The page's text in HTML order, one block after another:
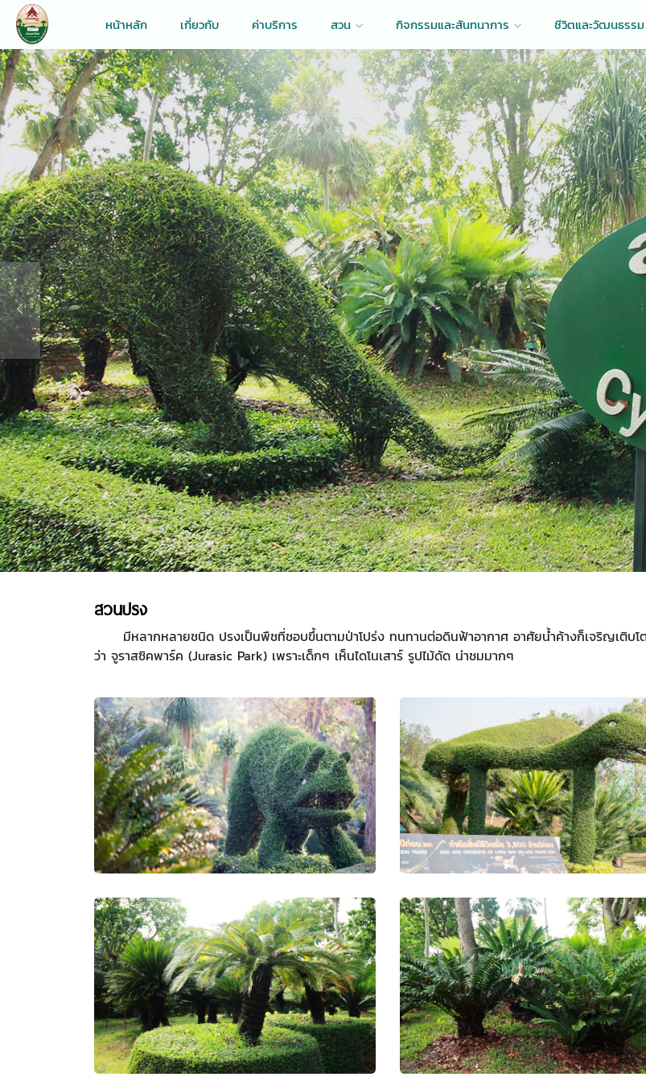
หน้าหลัก เกี่ยวกับ ค่าบริการ สวน กิจกรรมและสันทนาการ ชีวิตและวัฒนธรร
สวนปรง
มีหลากหลายชนิด ปรงเป็นพืชที่ชอบขึ้นตามป่าโปร่ง ทนทานต่อดินฟ้าอากาศ อาศัยน้ำค้างก็เจริญเติบโ
ว่า จูราสซิคพาร์ค (Jurasic Park) เพราะเด็กๆ เห็นไดโนเสาร์ รูปไม้ดัด น่าชมมากๆ